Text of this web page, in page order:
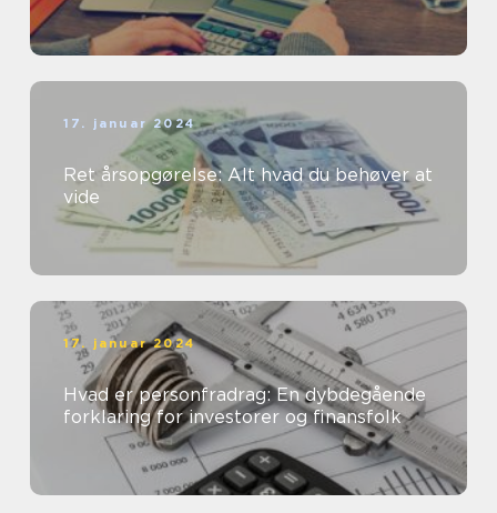
17. januar 2024
Ret årsopgørelse: Alt hvad du behøver at
vide
17. januar 2024
Hvad er personfradrag: En dybdegående
forklaring for investorer og finansfolk